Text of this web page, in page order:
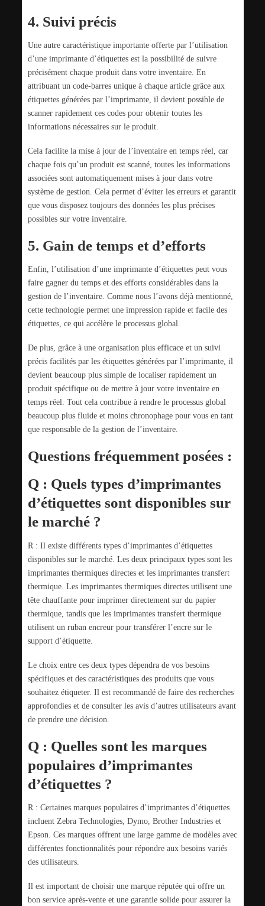
4. Suivi précis
Une autre caractéristique importante offerte par l’utilisation
d’une imprimante d’étiquettes est la possibilité de suivre
précisément chaque produit dans votre inventaire. En
attribuant un code-barres unique à chaque article grâce aux
étiquettes générées par l’imprimante, il devient possible de
scanner rapidement ces codes pour obtenir toutes les
informations nécessaires sur le produit.
Cela facilite la mise à jour de l’inventaire en temps réel, car
chaque fois qu’un produit est scanné, toutes les informations
associées sont automatiquement mises à jour dans votre
système de gestion. Cela permet d’éviter les erreurs et garantit
que vous disposez toujours des données les plus précises
possibles sur votre inventaire.
5. Gain de temps et d’efforts
Enfin, l’utilisation d’une imprimante d’étiquettes peut vous
faire gagner du temps et des efforts considérables dans la
gestion de l’inventaire. Comme nous l’avons déjà mentionné,
cette technologie permet une impression rapide et facile des
étiquettes, ce qui accélère le processus global.
De plus, grâce à une organisation plus efficace et un suivi
précis facilités par les étiquettes générées par l’imprimante, il
devient beaucoup plus simple de localiser rapidement un
produit spécifique ou de mettre à jour votre inventaire en
temps réel. Tout cela contribue à rendre le processus global
beaucoup plus fluide et moins chronophage pour vous en tant
que responsable de la gestion de l’inventaire.
Questions fréquemment posées :
Q : Quels types d’imprimantes
d’étiquettes sont disponibles sur
le marché ?
R : Il existe différents types d’imprimantes d’étiquettes
disponibles sur le marché. Les deux principaux types sont les
imprimantes thermiques directes et les imprimantes transfert
thermique. Les imprimantes thermiques directes utilisent une
tête chauffante pour imprimer directement sur du papier
thermique, tandis que les imprimantes transfert thermique
utilisent un ruban encreur pour transférer l’encre sur le
support d’étiquette.
Le choix entre ces deux types dépendra de vos besoins
spécifiques et des caractéristiques des produits que vous
souhaitez étiqueter. Il est recommandé de faire des recherches
approfondies et de consulter les avis d’autres utilisateurs avant
de prendre une décision.
Q : Quelles sont les marques
populaires d’imprimantes
d’étiquettes ?
R : Certaines marques populaires d’imprimantes d’étiquettes
incluent Zebra Technologies, Dymo, Brother Industries et
Epson. Ces marques offrent une large gamme de modèles avec
différentes fonctionnalités pour répondre aux besoins variés
des utilisateurs.
Il est important de choisir une marque réputée qui offre un
bon service après-vente et une garantie solide pour assurer la